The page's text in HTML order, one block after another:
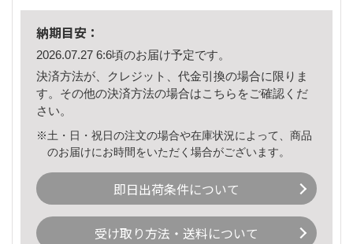
納期目安：
2026.07.27 6:6頃のお届け予定です。
決済方法が、クレジット、代金引換の場合に限りま
す。その他の決済方法の場合はこちら をご確認くだ
さい。
※土・日・祝日の注文の場合や在庫状況によって、商品
のお届けにお時間をいただく場合がございます。
即日出荷条件について
受け取り方法・送料について